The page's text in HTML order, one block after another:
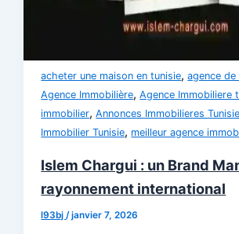
acheter une maison en tunisie,agence
Agence Immobilière,Agence Immobiliere
immobilier,Annonces Immobilieres Tunisie
Immobilier Tunisie, meilleur agence
Islem Chargui : un Brand
rayonnement international
l93bj/janvier 7, 2026